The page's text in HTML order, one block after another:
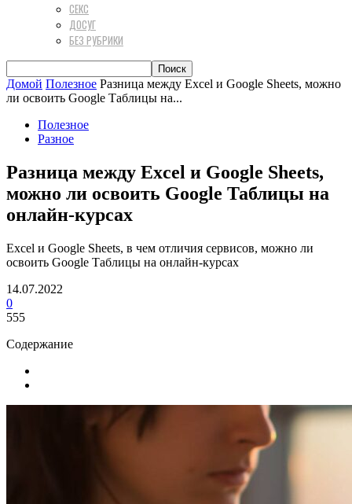
СЕКС
ДОСУГ
БЕЗ РУБРИКИ
Домой Полезное Разница между Excel и Google Sheets, можно
ли освоить Google Таблицы на...
Полезное
Разное
Разница между Excel и Google Sheets,
можно ли освоить Google Таблицы на
онлайн-курсах
Excel и Google Sheets, в чем отличия сервисов, можно ли
освоить Google Таблицы на онлайн-курсах
14.07.2022
0
555
Содержание